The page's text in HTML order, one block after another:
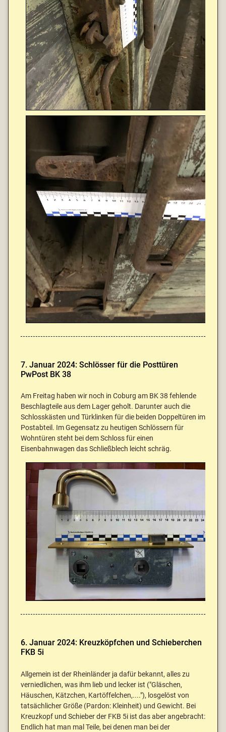
7. Januar 2024: Schlösser für die Posttüren
PwPost BK 38
Am Freitag haben wir noch in Coburg am BK 38 fehlende
Beschlagteile aus dem Lager geholt. Darunter auch die
Schlosskästen und Türklinken für die beiden Doppeltüren im
Postabteil. Im Gegensatz zu heutigen Schlössern für
Wohntüren steht bei dem Schloss für einen
Eisenbahnwagen das Schließblech leicht schräg.
6. Januar 2024: Kreuzköpfchen und Schieberchen
FKB 5i
Allgemein ist der Rheinländer ja dafür bekannt, alles zu
verniedlichen, was ihm lieb und lecker ist ("Gläschen,
Häuschen, Kätzchen, Kartöffelchen,...."), losgelöst von
tatsächlicher Größe (Pardon: Kleinheit) und Gewicht. Bei
Kreuzkopf und Schieber der FKB 5i ist das aber angebracht:
Endlich hat man mal Teile, bei denen man bei der